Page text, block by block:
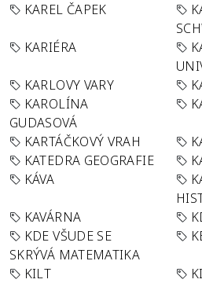
KAREL ČAPEK
KARIÉRA
KARLOVY VARY
KAROLÍNA
GUDASOVÁ
KARTÁČKOVÝ VRAH
KATEDRA GEOGRAFIE
KÁVA
KAVÁRNA
KDE VŠUDE SE
SKRÝVÁ MATEMATIKA
KILT